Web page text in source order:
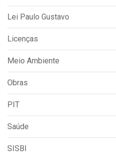
Lei Paulo Gustavo
Licenças
Meio Ambiente
Obras
PIT
Saúde
SISBI